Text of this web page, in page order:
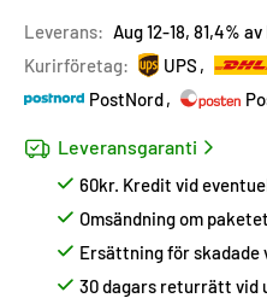
Leverans: Aug 12-18, 81,4%
Kurirföretag:
UPS
PostNord
Leveransgaranti
60kr. Kredit vid
Omsändning om
Ersättning för skadade
30 dagars returrätt vid